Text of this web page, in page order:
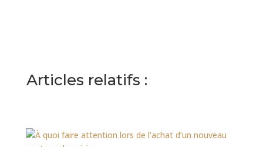
Articles relatifs :